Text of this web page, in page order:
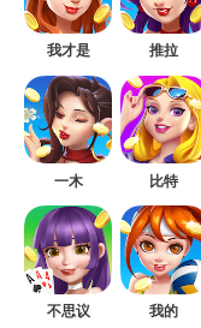
我才是 推拉
一木 比特
不思议 我的